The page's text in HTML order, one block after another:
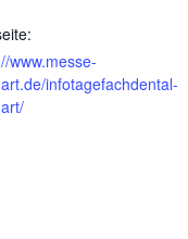
www.messe-
infotagefachdental-